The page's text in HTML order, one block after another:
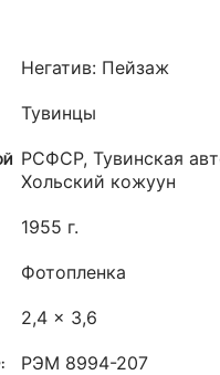
Негатив: Пейзаж
Тувинцы
РСФСР, Тувинская
Хольский кожуун
1955 г.
Фотопленка
2,4 x 3,6
РЭМ 8994-207